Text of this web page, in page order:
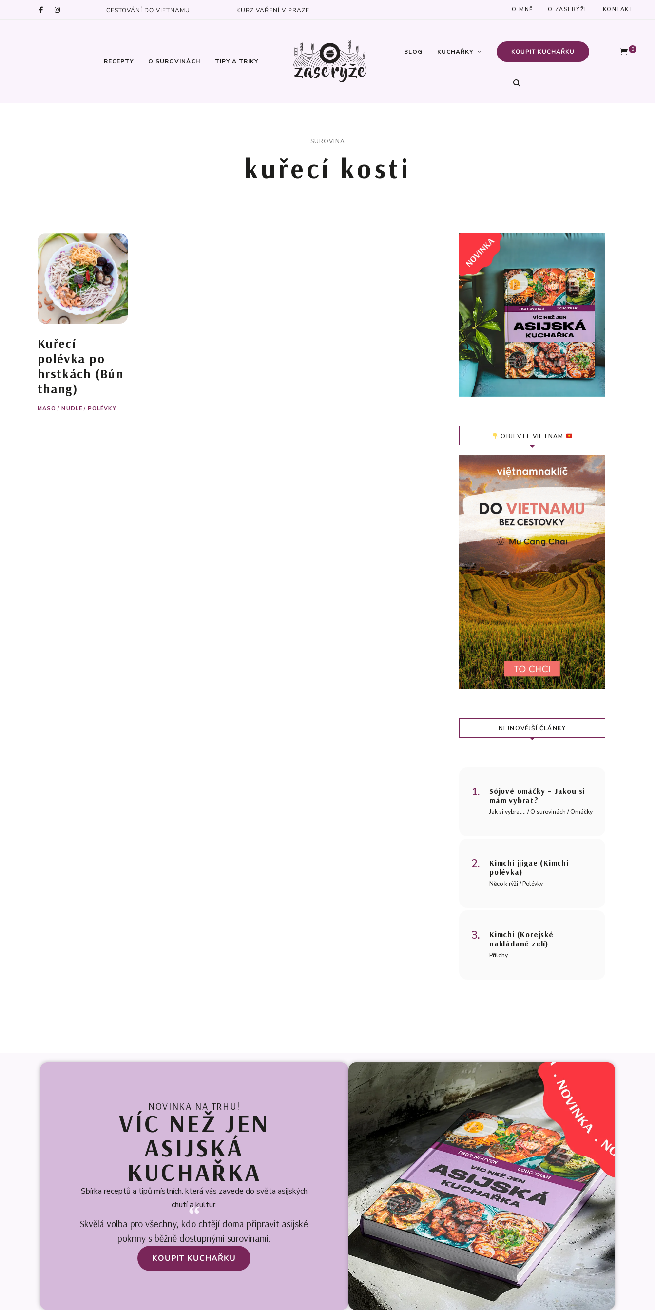
CESTOVÁNÍ DO VIETNAMU KURZ VAŘENÍ V PRAZE O MNĚ O ZASERÝŽE KONTAKT
RECEPTY O SUROVINÁCH TIPY A TRIKY
BLOG KUCHAŘKY KOUPIT KUCHAŘKU 0
SUROVINA
kuřecí kosti
Kuřecí
polévka po
hrstkách (Bún
thang)
MASO / NUDLE / POLÉVKY
OBJEVTE VIETNAM
NEJNOVĚJŠÍ ČLÁNKY
Sójové omáčky – Jakou si
mám vybrat?
Jak si vybrat... / O surovinách / Omáčky
Kimchi jjigae (Kimchi
polévka)
Něco k rýži / Polévky
Kimchi (Korejské
nakládané zelí)
Přílohy
NOVINKA NA TRHU!
VÍC NEŽ JEN
ASIJSKÁ
KUCHAŘKA
Sbírka receptů a tipů místních, která vás zavede do světa asijských
chutí a kultur.
Skvělá volba pro všechny, kdo chtějí doma připravit asijské
pokrmy s běžně dostupnými surovinami.
KOUPIT KUCHAŘKU